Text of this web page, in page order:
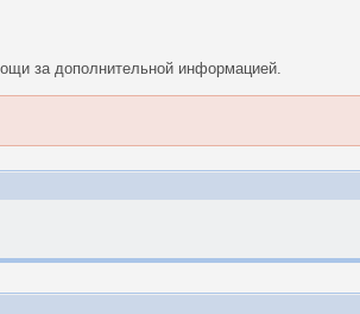
за дополнительной информацией.